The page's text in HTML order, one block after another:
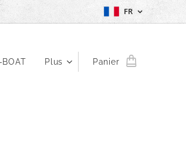
FR
BOAT Plus Panier